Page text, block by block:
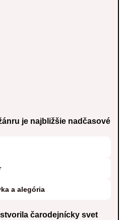
je najbližšie nadčasové
a alegória
čarodejnícky svet